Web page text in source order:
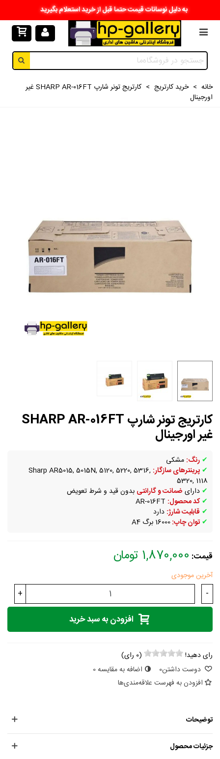
به دلیل نوسانات قیمت حتما قبل از خرید استعلام بگیرید
خانه > خرید کارتریج >
کارتریج تونر شارپ SHARP AR-016FT غیر
اورجینال
کارتریج تونر شارپ SHARP AR-016FT
غیر اورجینال
✔ رنگ: مشکی
✔ پرینترهای سازگار: Sharp AR5015, 5015N, 5120, 5220, 5316,
5320, 1118
✔ دارای ضمانت و گارانتی بدون قید و شرط تعویض
✔ کد محصول:
✔ قابلیت شارژ: دارد
✔ توان چاپ:16000 برگ A4
قیمت: 1,870,000 تومان
آخرین موجودی
-
+
افزودن به سبد خرید
رای دهید! (
0 رای)
دوست داشتن0 اضافه به مقایسه0
افزودن به فهرست علاقه‌مندی‌ها
توضیحات
جزئیات محصول